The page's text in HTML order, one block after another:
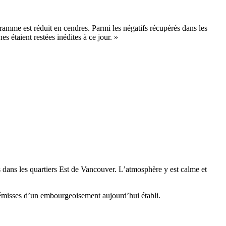
est réduit en cendres. Parmi les négatifs récupérés dans les
étaient restées inédites à ce jour. »
les quartiers Est de Vancouver. L’atmosphère y est calme et
d’un embourgeoisement aujourd’hui établi.